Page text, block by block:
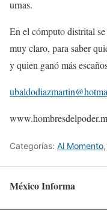
urnas.
En el cómputo distrital
muy claro, para saber
y quien ganó más
Categorías: Al Momento,
México Informa